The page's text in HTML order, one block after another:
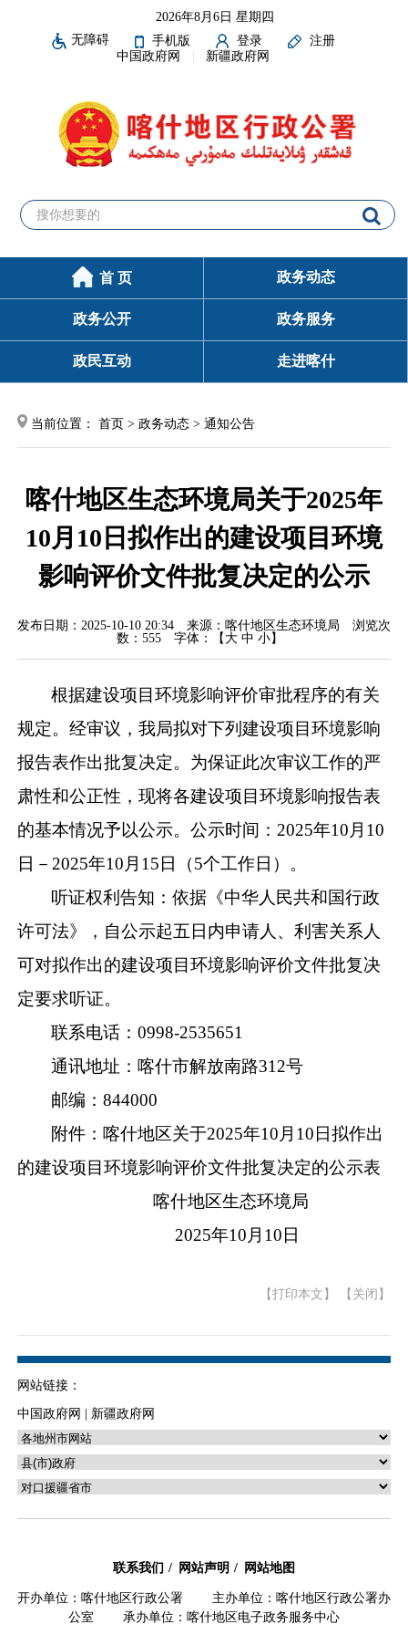
2026年8月6日 星期四
无障碍
手机版 登录
注册
中国政府网
新疆政府网
首 页 政务动态
政务公开 政务服务
政民互动 走进喀什
当前位置： 首页 > 政务动态 > 通知公告
喀什地区生态环境局关于2025年
10月10日拟作出的建设项目环境
影响评价文件批复决定的公示
发布日期：2025-10-10 20:34 来源：喀什地区生态环境局
浏览次
数： 555 字体：【 大 中 小】
根据建设项目环境影响评价审批程序的有关
规定。经审议，我局拟对下列建设项目环境影响
报告表作出批复决定。为保证此次审议工作的严
肃性和公正性，现将各建设项目环境影响报告表
的基本情况予以公示。公示时间：2025年10月10
日－2025年10月15日（5个工作日）。
听证权利告知：依据《中华人民共和国行政
许可法》，自公示起五日内申请人、利害关系人
可对拟作出的建设项目环境影响评价文件批复决
定要求听证。
联系电话：0998-2535651
通讯地址：喀什市解放南路312号
邮编：844000
附件： 喀什地区关于2025年10月10日拟作出
的建设项目环境影响评价文件批复决定的公示表
喀什地区生态环境局
2025年10月10日
【打印本文】 【关闭】
网站链接：
中国政府网 新疆政府网
联系我们 网站声明 网站地图
开办单位：喀什地区行政公署 主办单位：喀什地区行政公署办
公室 承办单位：喀什地区电子政务服务中心